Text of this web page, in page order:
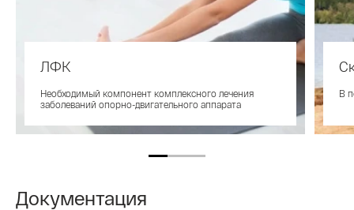
ЛФК
Необходимый компонент комплексного лечения
заболеваний опорно-двигательного аппарата
В
Документация